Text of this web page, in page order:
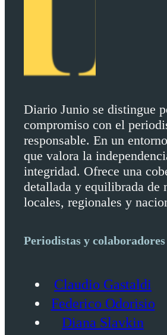
Diario Junio se distingue
compromiso con el
responsable. En un
que valora la
integridad. Ofrece una
detallada y equilibrada de
locales, regionales y
Periodistas y colaboradores
Claudio Gastaldi
Federico Odorisio
Diana Slavkin